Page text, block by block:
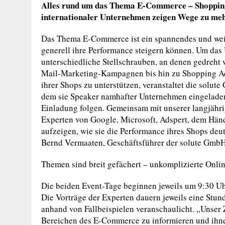
Alles rund um das Thema E-Commerce –
internationaler Unternehmen zeigen Wege zu
Das Thema E-Commerce ist ein spannendes und
generell ihre Performance steigern können. Um
unterschiedliche Stellschrauben, an denen
Mail-Marketing-Kampagnen bis hin zu Shopping
ihrer Shops zu unterstützen, veranstaltet die
dem sie Speaker namhafter Unternehmen
Einladung folgen. Gemeinsam mit unserer
Experten von Google, Microsoft, Adspert, dem
aufzeigen, wie sie die Performance ihres Shops
Bernd Vermaaten, Geschäftsführer der solute
Themen sind breit gefächert – unkomplizierte
Die beiden Event-Tage beginnen jeweils um 9:30
Die Vorträge der Experten dauern jeweils eine
anhand von Fallbeispielen veranschaulicht.
Bereichen des E-Commerce zu informieren und